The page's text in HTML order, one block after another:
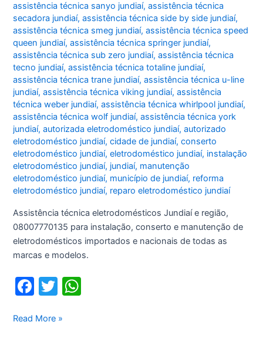
assistência técnica sanyo jundiaí,assistência técnica
secadora jundiaí,assistência técnica side by side jundiaí,
assistência técnica smeg jundiaí,assistência técnica speed
queen jundiaí,assistência técnica springer jundiaí,
assistência técnica sub zero jundiaí,assistência técnica
tecno jundiaí,assistência técnica totaline jundiaí,
assistência técnica trane jundiaí,assistência técnica u-line
jundiaí,assistência técnica viking jundiaí,assistência
técnica weber jundiaí,assistência técnica whirlpool jundiaí,
assistência técnica wolf jundiaí,assistência técnica york
jundiaí,autorizada eletrodoméstico jundiaí,autorizado
eletrodoméstico jundiaí,cidade de jundiaí,conserto
eletrodoméstico jundiaí,eletrodoméstico jundiaí, instalação
eletrodoméstico jundiaí, jundiaí, manutenção
eletrodoméstico jundiaí, município de jundiaí, reforma
eletrodoméstico jundiaí, reparo eletrodoméstico jundiaí
Assistência técnica eletrodomésticos Jundiaí e região,
08007770135 para instalação, conserto e manutenção de
eletrodomésticos importados e nacionais de todas as
marcas e modelos.
F
c
T
itt
Assistência
Read More »